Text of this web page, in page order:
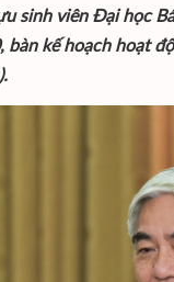
sinh viên Đại học
kế hoạch hoạt